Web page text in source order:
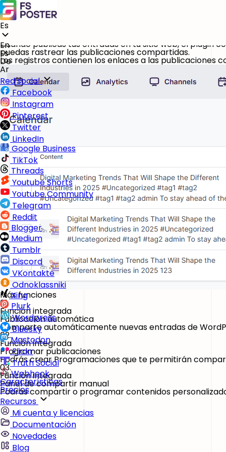
Es
En
Es
De
Ar
Red social
Facebook
Instagram
Pinterest
Twitter
LinkedIn
Google Business
TikTok
Threads
Youtube Shorts
Youtube Community
Telegram
Reddit
Blogger
Medium
Tumblr
Discord
VKontakte
Odnoklassniki
Xing
Plurk
Wordpress
Bluesky
Mastodon
Flickr
Truth Social
Webhook
Características
Precios
Recursos
Mi cuenta y licencias
Documentación
Novedades
Blog
Los registros son documentos de eventos que ocurren en
El plugin también te permite ver todos los registros de
Cuando publicas tus entradas en tu sitio web, el plugin
puedas rastrear las publicaciones compartidas.
Los registros contienen los enlaces a las publicaciones
Más funciones
01.
Función integrada
Publicación automática
Comparte automáticamente nuevas entradas de
02.
Función integrada
Programar publicaciones
Podrás crear Programaciones que te permitirán
03.
Función integrada
Panel de compartir manual
Podrás compartir o programar contenidos